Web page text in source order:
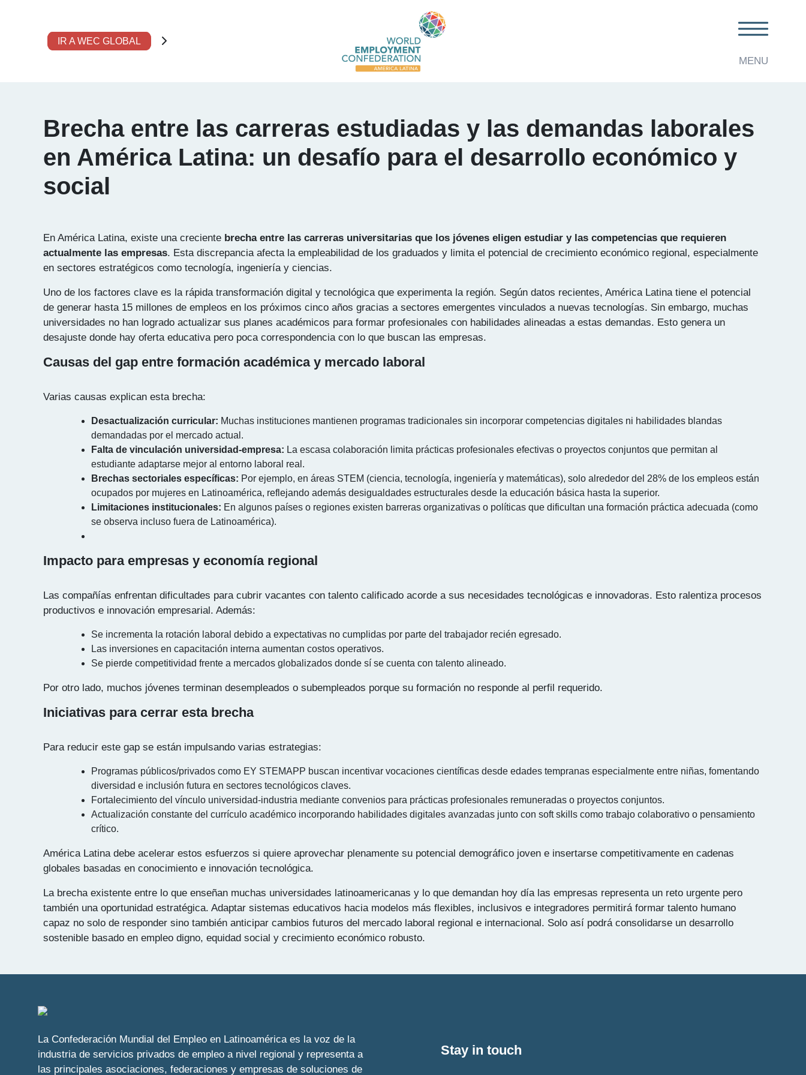
IR A WEC GLOBAL
MENU
Brecha entre las carreras estudiadas y las demandas laborales
en América Latina: un desafío para el desarrollo económico y
social
En América Latina, existe una creciente brecha entre las carreras universitarias que los jóvenes eligen estudiar y las competencias que requieren
actualmente las empresas. Esta discrepancia afecta la empleabilidad de los graduados y limita el potencial de crecimiento económico regional, especialmente
en sectores estratégicos como tecnología, ingeniería y ciencias.
Uno de los factores clave es la rápida transformación digital y tecnológica que experimenta la región. Según datos recientes, América Latina tiene el potencial
de generar hasta 15 millones de empleos en los próximos cinco años gracias a sectores emergentes vinculados a nuevas tecnologías. Sin embargo, muchas
universidades no han logrado actualizar sus planes académicos para formar profesionales con habilidades alineadas a estas demandas. Esto genera un
desajuste donde hay oferta educativa pero poca correspondencia con lo que buscan las empresas.
Causas del gap entre formación académica y mercado laboral
Varias causas explican esta brecha:
Desactualización curricular: Muchas instituciones mantienen programas tradicionales sin incorporar competencias digitales ni habilidades blandas
demandadas por el mercado actual.
Falta de vinculación universidad-empresa: La escasa colaboración limita prácticas profesionales efectivas o proyectos conjuntos que permitan al
estudiante adaptarse mejor al entorno laboral real.
Brechas sectoriales específicas: Por ejemplo, en áreas STEM (ciencia, tecnología, ingeniería y matemáticas), solo alrededor del 28% de los empleos están
ocupados por mujeres en Latinoamérica, reflejando además desigualdades estructurales desde la educación básica hasta la superior.
Limitaciones institucionales: En algunos países o regiones existen barreras organizativas o políticas que dificultan una formación práctica adecuada (como
se observa incluso fuera de Latinoamérica).
Impacto para empresas y economía regional
Las compañías enfrentan dificultades para cubrir vacantes con talento calificado acorde a sus necesidades tecnológicas e innovadoras. Esto ralentiza procesos
productivos e innovación empresarial. Además:
Se incrementa la rotación laboral debido a expectativas no cumplidas por parte del trabajador recién egresado.
Las inversiones en capacitación interna aumentan costos operativos.
Se pierde competitividad frente a mercados globalizados donde sí se cuenta con talento alineado.
Por otro lado, muchos jóvenes terminan desempleados o subempleados porque su formación no responde al perfil requerido.
Iniciativas para cerrar esta brecha
Para reducir este gap se están impulsando varias estrategias:
Programas públicos/privados como EY STEMAPP buscan incentivar vocaciones científicas desde edades tempranas especialmente entre niñas, fomentando
diversidad e inclusión futura en sectores tecnológicos claves.
Fortalecimiento del vínculo universidad-industria mediante convenios para prácticas profesionales remuneradas o proyectos conjuntos.
Actualización constante del currículo académico incorporando habilidades digitales avanzadas junto con soft skills como trabajo colaborativo o pensamiento
crítico.
América Latina debe acelerar estos esfuerzos si quiere aprovechar plenamente su potencial demográfico joven e insertarse competitivamente en cadenas
globales basadas en conocimiento e innovación tecnológica.
La brecha existente entre lo que enseñan muchas universidades latinoamericanas y lo que demandan hoy día las empresas representa un reto urgente pero
también una oportunidad estratégica. Adaptar sistemas educativos hacia modelos más flexibles, inclusivos e integradores permitirá formar talento humano
capaz no solo de responder sino también anticipar cambios futuros del mercado laboral regional e internacional. Solo así podrá consolidarse un desarrollo
sostenible basado en empleo digno, equidad social y crecimiento económico robusto.
La Confederación Mundial del Empleo en Latinoamérica es la voz de la
industria de servicios privados de empleo a nivel regional y representa a
las principales asociaciones, federaciones y empresas de soluciones de
Stay in touch